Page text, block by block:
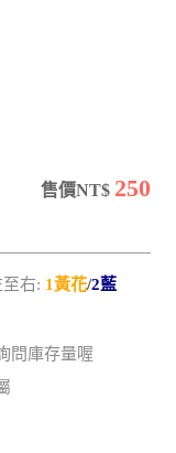
售價NT$ 250
右: 1黃花/2藍
問庫存量喔